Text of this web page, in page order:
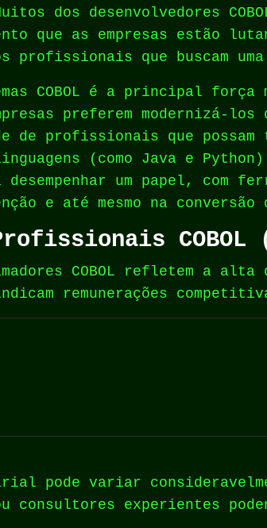
dos desenvolvedores
que as empresas estão
que buscam
COBOL é a principal
preferem
de profissionais que possam
(como Java e
desempenhar um papel, com
e até mesmo na conversão
COBOL
COBOL refletem a
remunerações
pode variar
consultores experientes